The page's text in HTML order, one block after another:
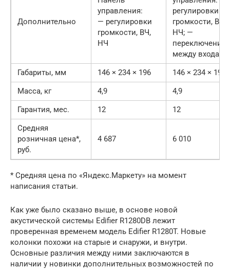
Дополнительно
управления:
— регулировки
громкости, ВЧ,
НЧ
регулировки
громкости, ВЧ,
НЧ; —
переключение
между входами
Габариты, мм
146 × 234 × 196
146 × 234 × 196
Масса, кг
4,9
4,9
Гарантия, мес.
12
12
Средняя
розничная цена*,
руб.
4 687 6 010
* Средняя цена по «Яндекс.Маркету» на момент
написания статьи.
Как уже было сказано выше, в основе новой
акустической системы Edifier R1280DB лежит
проверенная временем модель Edifier R1280T. Новые
колонки похожи на старые и снаружи, и внутри.
Основные различия между ними заключаются в
наличии у новинки дополнительных возможностей по